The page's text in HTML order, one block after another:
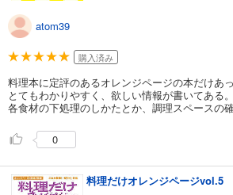
atom39
購入済み
料理本に定評のあるオレンジページの本だけあっ
とてもわかりやすく、欲しい情報が書いてある。
各食材の下処理のしかたとか、調理スペースの
0